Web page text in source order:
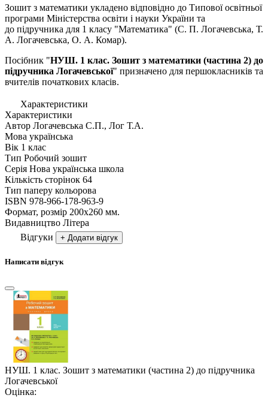
Зошит з математики укладено відповідно до Типової освітньої
програми Міністерства освіти і науки України та
до підручника для 1 класу "Математика" (С. П. Логачевська, Т.
А. Логачевська, О. А. Комар).
Посібник "НУШ. 1 клас. Зошит з математики (частина 2) до
підручника Логачевської" призначено для першокласників та
вчителів початкових класів.
Характеристики
Характеристики
Автор Логачевська С.П., Лог Т.А.
Мова українська
Вік 1 клас
Тип Робочий зошит
Серія Нова українська школа
Кількість сторінок 64
Тип паперу кольорова
ISBN 978-966-178-963-9
Формат, розмір 200х260 мм.
Видавництво Літера
Відгуки
+ Додати відгук
Написати відгук
НУШ. 1 клас. Зошит з математики (частина 2) до підручника
Логачевської
Оцінка: